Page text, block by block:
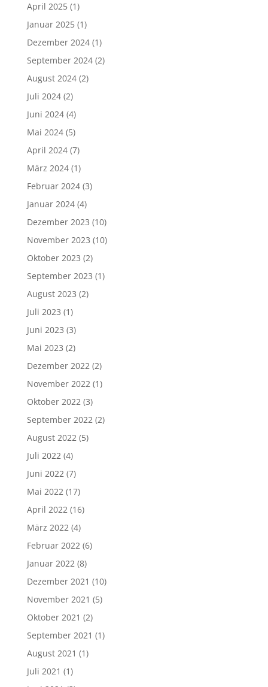
April 2025(1)
Januar 2025(1)
Dezember 2024(1)
September 2024(2)
August 2024(2)
Juli 2024(2)
Juni 2024(4)
Mai 2024(5)
April 2024(7)
März 2024(1)
Februar 2024(3)
Januar 2024(4)
Dezember 2023 (10)
November 2023 (10)
Oktober 2023 (2)
September 2023 (1)
August 2023 (2)
Juli 2023 (1)
Juni 2023 (3)
Mai 2023 (2)
Dezember 2022(2)
November 2022(1)
Oktober 2022(3)
September 2022(2)
August 2022(5)
Juli 2022(4)
Juni 2022(7)
Mai 2022(17)
April 2022(16)
März 2022(4)
Februar 2022(6)
Januar 2022(8)
Dezember 2021 (10)
November 2021 (5)
Oktober 2021 (2)
September 2021 (1)
August 2021 (1)
Juli 2021 (1)